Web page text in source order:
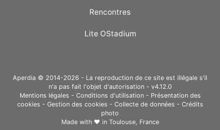
Rencontres
Lite OStadium
Aperdia © 2014-2026 - La reproduction de ce site est illégale s'il
n'a pas fait l'objet d'autorisation - v4.12.0
Mentions légales - Conditions d'utilisation- Présentation des
cookies - Gestion des cookies - Collecte de données - Crédits
photo
Made with ❤ in Toulouse, France